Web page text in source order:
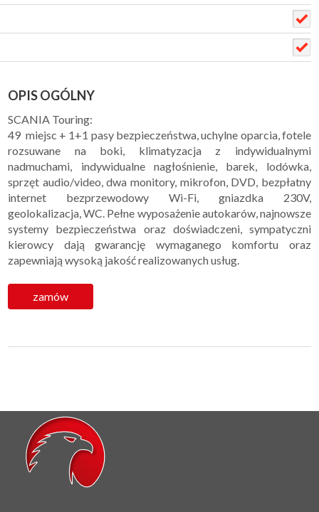
OPIS OGÓLNY
SCANIA Touring:
49 miejsc + 1+1 pasy bezpieczeństwa, uchylne oparcia, fotele
rozsuwane na boki, klimatyzacja z indywidualnymi
nadmuchami, indywidualne nagłośnienie, barek, lodówka,
sprzęt audio/video, dwa monitory, mikrofon, DVD, bezpłatny
internet bezprzewodowy Wi-Fi, gniazdka 230V,
geolokalizacja, WC. Pełne wyposażenie autokarów, najnowsze
systemy bezpieczeństwa oraz doświadczeni, sympatyczni
kierowcy dają gwarancję wymaganego komfortu oraz
zapewniają wysoką jakość realizowanych usług.
zamów